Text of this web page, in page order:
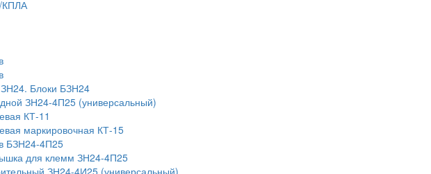
КПЛА
Блоки БЗН24
ЗН24-4П25 (универсальный)
КТ-11
маркировочная КТ-15
БЗН24-4П25
для клемм ЗН24-4П25